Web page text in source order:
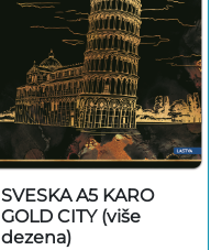
SVESKA A5 KARO
GOLD CITY (više
dezena)